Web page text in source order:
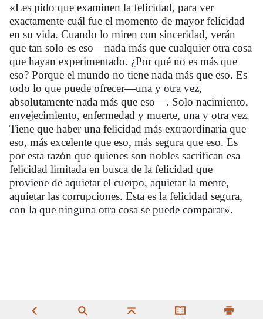
«Les pido que examinen la felicidad, para ver
exactamente cuál fue el momento de mayor felicidad
en su vida. Cuando lo miren con sinceridad, verán
que tan solo es eso—nada más que cualquier otra cosa
que hayan experimentado. ¿Por qué no es más que
eso? Porque el mundo no tiene nada más que eso. Es
todo lo que puede ofrecer—una y otra vez,
absolutamente nada más que eso—. Solo nacimiento,
envejecimiento, enfermedad y muerte, una y otra vez.
Tiene que haber una felicidad más extraordinaria que
eso, más excelente que eso, más segura que eso. Es
por esta razón que quienes son nobles sacrifican esa
felicidad limitada en busca de la felicidad que
proviene de aquietar el cuerpo, aquietar la mente,
aquietar las corrupciones. Esta es la felicidad segura,
con la que ninguna otra cosa se puede comparar».